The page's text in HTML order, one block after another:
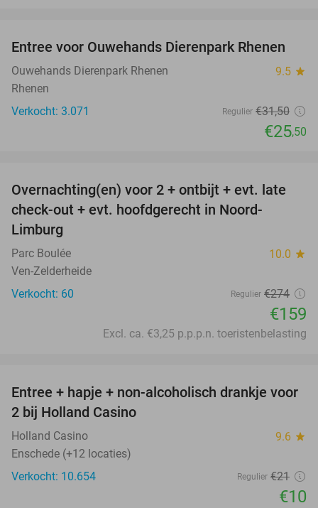
19%
Entree voor Ouwehands Dierenpark Rhenen
Ouwehands Dierenpark Rhenen 9.5 star
Rhenen
Verkocht: 3.071
Regulier €31,50
€25,50
42%
Overnachting(en) voor 2 + ontbijt + evt. late
check-out + evt. hoofdgerecht in Noord-
Limburg
Parc Boulée 10.0 star
Ven-Zelderheide
Verkocht: 60
Regulier €274
€159
Excl. ca. €3,25 p.p.p.n. toeristenbelasting
52%
Entree + hapje + non-alcoholisch drankje voor
2 bij Holland Casino
Holland Casino 9.6 star
Enschede (+12 locaties)
Verkocht: 10.654
Regulier €21
€10